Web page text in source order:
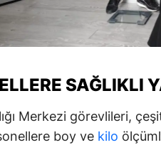
Hatay
İstanbul
İzmir
SAĞLIKLI
Merkezi görevlileri,
boy ve kilo